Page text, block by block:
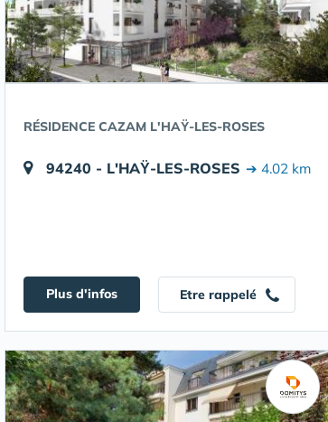
RÉSIDENCE CAZAM L'HAŸ-LES-ROSES
94240 - L'HAŸ-LES-ROSES ➔ 4.02 km
Plus d'infos Etre rappelé